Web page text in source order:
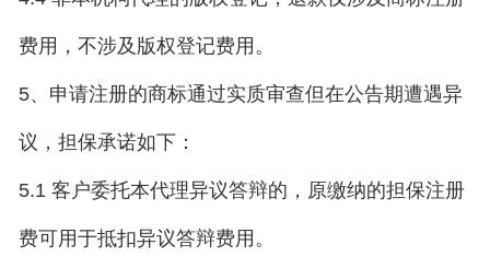
费用，不涉及版权登记费用。
5、申请注册的商标通过实质审查但在公告期遭遇异
议，担保承诺如下：
5.1 客户委托本代理异议答辩的，原缴纳的担保注册
费可用于抵扣异议答辩费用。